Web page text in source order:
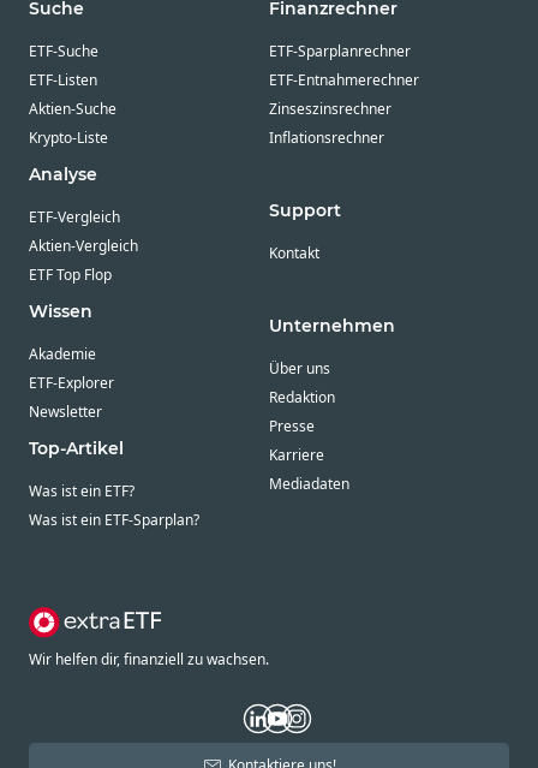
Suche
ETF-Suche
ETF-Listen
Aktien-Suche
Krypto-Liste
Analyse
ETF-Vergleich
Aktien-Vergleich
ETF Top Flop
Wissen
Akademie
ETF-Explorer
Newsletter
Top-Artikel
Was ist ein ETF?
Was ist ein ETF-Sparplan?
Finanzrechner
ETF-Sparplanrechner
ETF-Entnahmerechner
Zinseszinsrechner
Inflationsrechner
Support
Kontakt
Unternehmen
Über uns
Redaktion
Presse
Karriere
Mediadaten
Wir helfen dir, finanziell zu wachsen.